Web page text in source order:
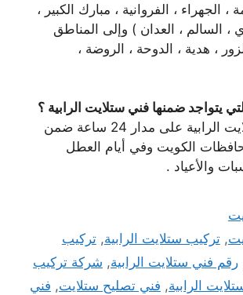
، الجهراء ، الفروانية ، مبارك الكبير ،
، السالم ، العدان ) وإلى المناطق
، هدية ، الدوحة ، الروضة ،
يتواجد ضمنها فني ستلايت الرابية ؟
يتواجد فني ستلايت الرابية على مدار 24 ساعة ضمن
الكويت وفي أيام العطل
والأعياد .
,تركيب ستلايت الرابية,تركيب
رقم فني ستلايت الرابية, شركة تركيب
الرابية, فني تصليح ستلايت, فني